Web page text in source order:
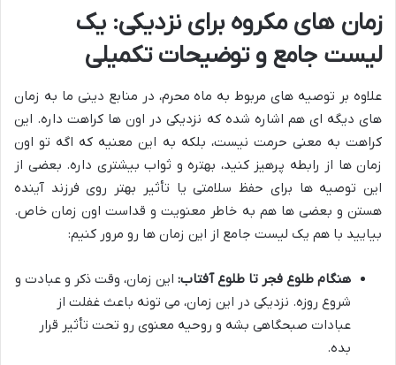
زمان های مکروه برای نزدیکی: یک
لیست جامع و توضیحات تکمیلی
علاوه بر توصیه های مربوط به ماه محرم، در منابع دینی ما به زمان
های دیگه ای هم اشاره شده که نزدیکی در اون ها کراهت داره. این
کراهت به معنی حرمت نیست، بلکه به این معنیه که اگه تو اون
زمان ها از رابطه پرهیز کنید، بهتره و ثواب بیشتری داره. بعضی از
این توصیه ها برای حفظ سلامتی یا تأثیر بهتر روی فرزند آینده
هستن و بعضی ها هم به خاطر معنویت و قداست اون زمان خاص.
بیایید با هم یک لیست جامع از این زمان ها رو مرور کنیم:
هنگام طلوع فجر تا طلوع آفتاب: این زمان، وقت ذکر و عبادت و
شروع روزه. نزدیکی در این زمان، می تونه باعث غفلت از
عبادات صبحگاهی بشه و روحیه معنوی رو تحت تأثیر قرار
بده.